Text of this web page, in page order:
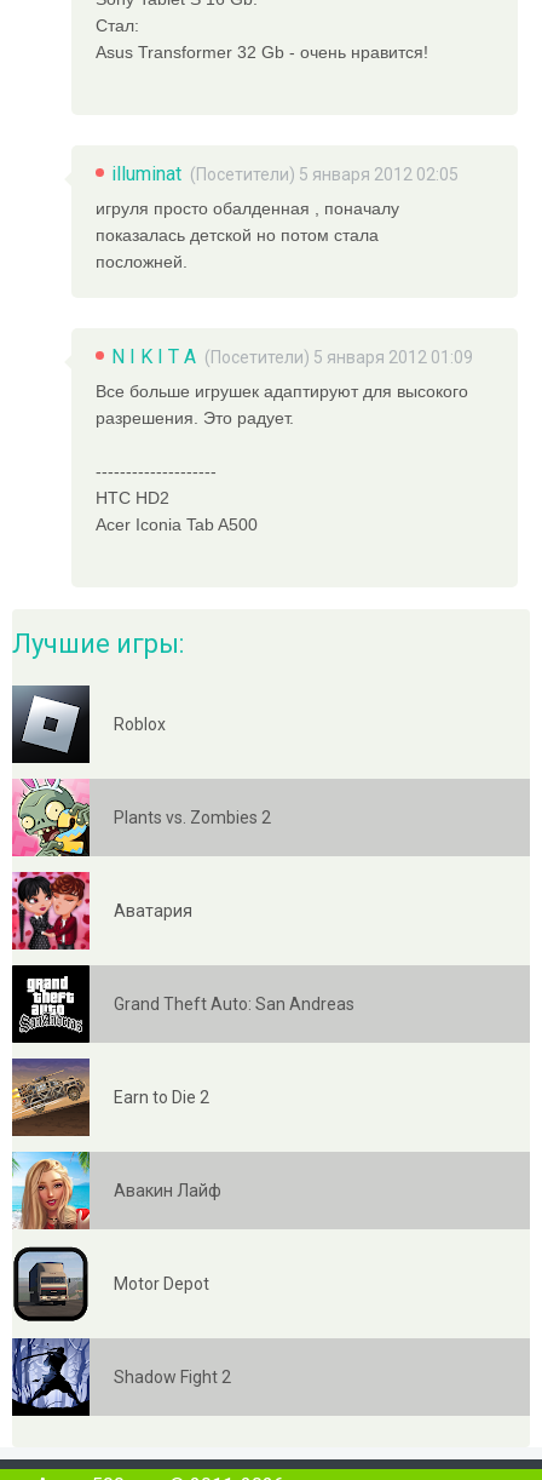
Стал:
Asus Transformer 32 Gb - очень нравится!
illuminat (Посетители) 5 января 2012 02:05
игруля просто обалденная , поначалу
показалась детской но потом стала
посложней.
N I K I T A (Посетители) 5 января 2012 01:09
Все больше игрушек адаптируют для высокого
разрешения. Это радует.
--------------------
HTC HD2
Acer Iconia Tab A500
Лучшие игры:
Roblox
Plants vs. Zombies 2
Аватария
Grand Theft Auto: San Andreas
Earn to Die 2
Авакин Лайф
Motor Depot
Shadow Fight 2